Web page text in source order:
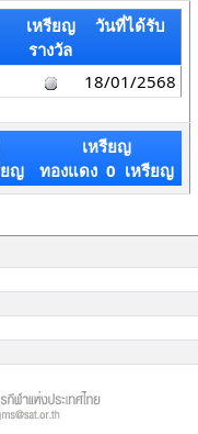
เหรียญ
รางวัล
วันที่ได้รับ
18/01/2568
ญ
เหรียญ
ทองแดง 0 เหรียญ